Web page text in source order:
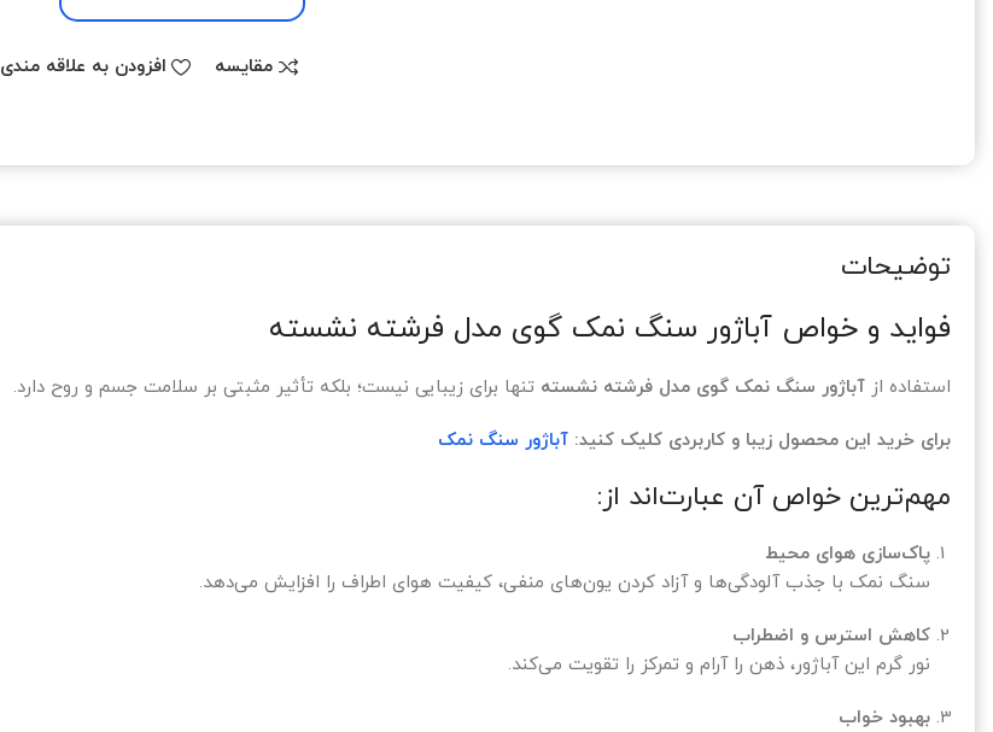
مقایسه افزودن به علاقه مندی
توضیحات
فواید و خواص آباژور سنگ نمک گوی مدل فرشته نشسته
استفاده از آباژور سنگ نمک گوی مدل فرشته نشسته تنها برای زیبایی نیست؛ بلکه تأثیر مثبتی بر سلامت جسم و روح دارد.
برای خرید این محصول زیبا و کاربردی کلیک کنید: آباژور سنگ نمک
مهم‌ترین خواص آن عبارت‌اند از:
پاک‌سازی هوای محیط
سنگ نمک با جذب آلودگی‌ها و آزاد کردن یون‌های منفی، کیفیت هوای اطراف را افزایش می‌دهد.
کاهش استرس و اضطراب
نور گرم این آباژور، ذهن را آرام و تمرکز را تقویت می‌کند.
بهبود خواب